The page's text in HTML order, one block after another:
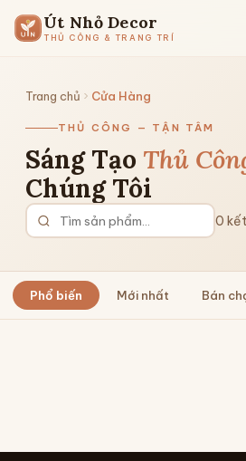
Út Nhỏ Decor
THỦ CÔNG & TRANG TRÍ
Trang chủ Cửa Hàng
THỦ CÔNG — TẬN TÂM
Sáng Tạo Thủ
Chúng Tôi
0
Phổ biến Mới nhất Bán